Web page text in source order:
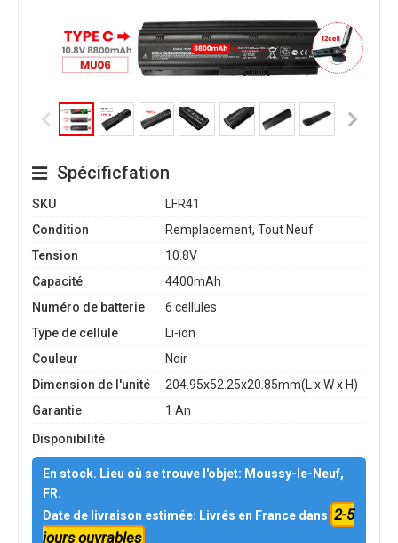
Spécificfation
SKU
LFR41
Condition
Remplacement, Tout Neuf
Tension
10.8V
Capacité
4400mAh
Numéro de batterie
6 cellules
Type de cellule
Li-ion
Couleur
Noir
Dimension de l'unité
204.95x52.25x20.85mm(L x W x H)
Garantie
1 An
Disponibilité
En stock. Lieu où se trouve l'objet: Moussy-le-Neuf,
FR.
Date de livraison estimée: Livrés en France dans 2-5
jours ouvrables